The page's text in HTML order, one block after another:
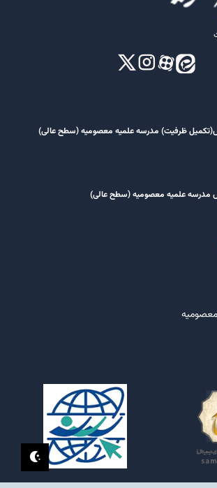
ظرفیت) مدرسه علمیه معصومیه‌ (سطح عالی)
مدرسه علمیه معصومیه‌ (سطح عالی)